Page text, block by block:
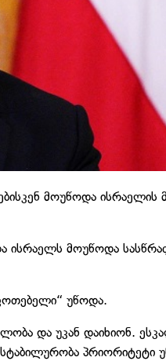
მოუწოდა ისრაელის
ისრაელს მოუწოდა
უწოდა.
და უკან დაიხიონ.
პრიორიტეტი